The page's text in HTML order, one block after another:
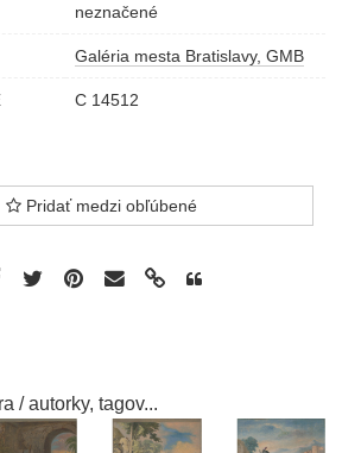
neznačené
Galéria mesta Bratislavy, GMB
C 14512
Pridať medzi obľúbené
/ autorky, tagov...